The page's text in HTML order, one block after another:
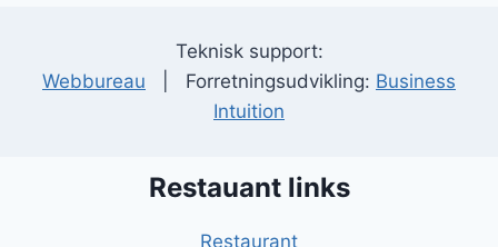
Teknisk support:
Webbureau | Forretningsudvikling: Business
Intuition
Restauant links
Restaurant